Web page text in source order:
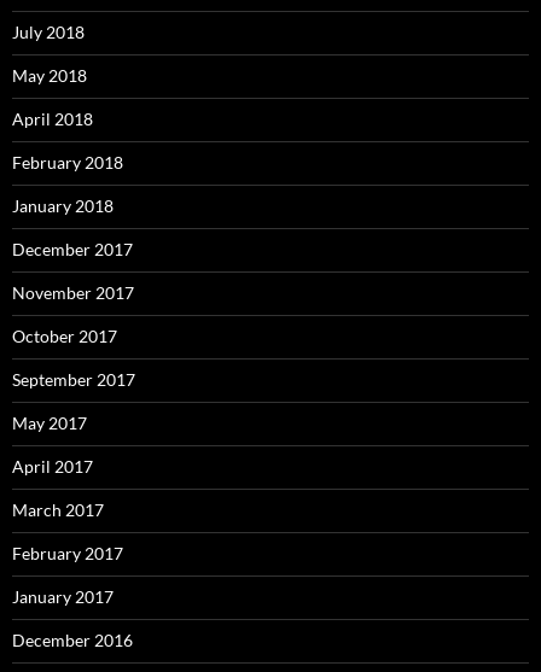
July 2018
May 2018
April 2018
February 2018
January 2018
December 2017
November 2017
October 2017
September 2017
May 2017
April 2017
March 2017
February 2017
January 2017
December 2016